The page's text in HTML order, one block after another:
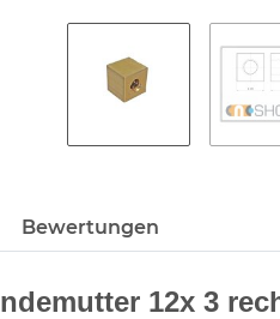
Bewertungen
12x 3